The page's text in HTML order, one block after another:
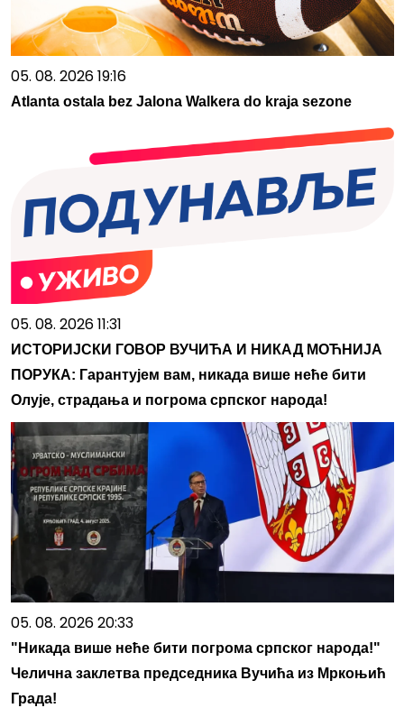
05. 08. 2026 19:16
Atlanta ostala bez Jalona Walkera do kraja sezone
05. 08. 2026 11:31
ИСТОРИЈСКИ ГОВОР ВУЧИЋА И НИКАД МОЋНИЈА
ПОРУКА: Гарантујем вам, никада више неће бити
Олује, страдања и погрома српског народа!
05. 08. 2026 20:33
"Никада више неће бити погрома српског народа!"
Челична заклетва председника Вучића из Мркоњић
Града!